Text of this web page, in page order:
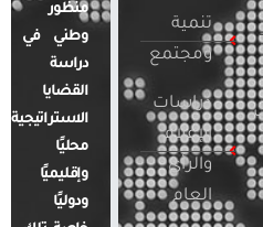
تنمية
ومجتمع
دراسات
الإعلام
والرأي
العام
منظور
وطني في
دراسة
القضايا
الاستراتيجية
محليًا
وإقليميًا
ودوليًا